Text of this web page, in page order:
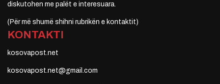
diskutohen me palët e interesuara.
(Për më shumë shihni rubrikën e kontaktit)
KONTAKTI
kosovapost.net
kosovapost.net@gmail.com